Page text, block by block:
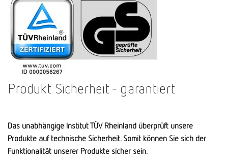
Produkt Sicherheit - garantiert
Das unabhängige Institut TÜV Rheinland überprüft unsere
Produkte auf technische Sicher­heit. Somit können Sie sich der
Funktionalität unserer Produkte sicher sein.